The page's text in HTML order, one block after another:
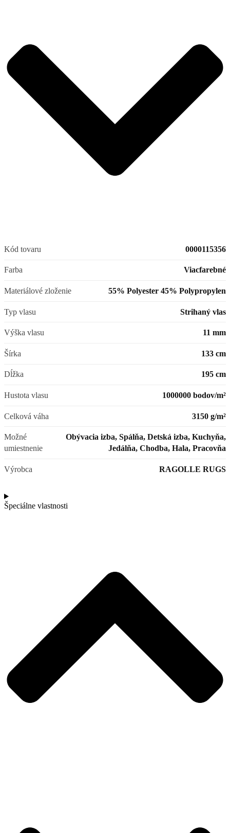
Kód tovaru 0000115356
Farba Viacfarebné
Materiálové zloženie 55% Polyester 45% Polypropylen
Typ vlasu Strihaný vlas
Výška vlasu 11 mm
Šírka 133 cm
Dĺžka 195 cm
Hustota vlasu 1000000 bodov/m²
Celková váha 3150 g/m²
Možné
umiestnenie
Obývacia izba, Spálňa, Detská izba, Kuchyňa,
Jedálňa, Chodba, Hala, Pracovňa
Výrobca RAGOLLE RUGS
Špeciálne vlastnosti